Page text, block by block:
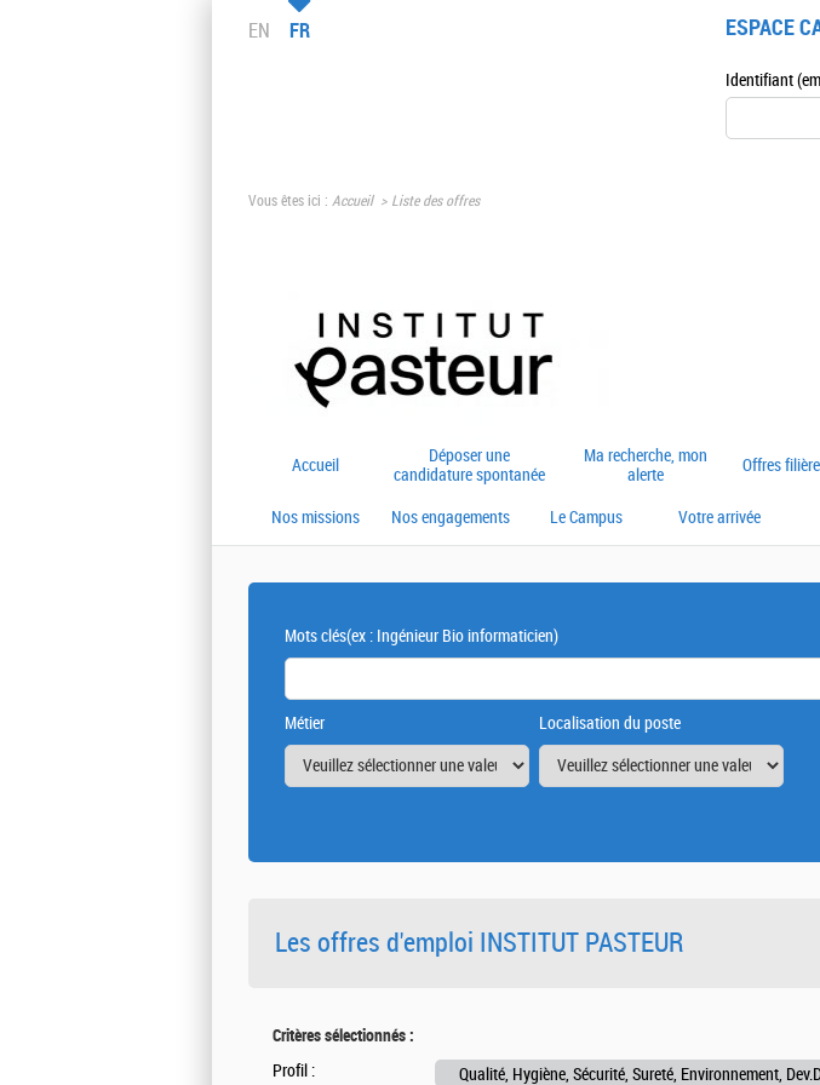
EN FR ESPACE
Vous êtes ici : Accueil Liste des offres
Accueil
Déposer une
candidature spontanée
Ma recherche, mon
alerte
Offres
Nos missions Nos engagements Le Campus Votre arrivée
Mots clés(ex : Ingénieur Bio informaticien)
Métier Localisation du poste
Les offres d'emploi INSTITUT PASTEUR
Critères sélectionnés :
Profil : Qualité, Hygiène, Sécurité, Sureté, Environnement,